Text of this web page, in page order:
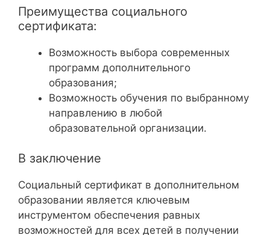
Преимущества социального
сертификата:
Возможность выбора современных
программ дополнительного
образования;
Возможность обучения по выбранному
направлению в любой
образовательной организации.
В заключение
Социальный сертификат в дополнительном
образовании является ключевым
инструментом обеспечения равных
возможностей для всех детей в получении